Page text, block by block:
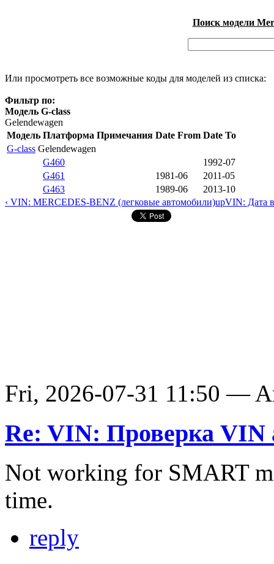
Поиск модели
Или просмотреть все возможные коды для моделей из списка:
Фильтр по:
Модель G-class
Gelendewagen
Модель Платформа Примечания Date From Date To
G-class Gelendewagen
G460
1992-07
G461
1981-06
2011-05
G463
1989-06
2013-10
‹ VIN: MERCEDES-BENZ (легковые автомобили)upVIN: Дата
Fri, 2026-07-31 11:50 —
Re: VIN: Проверка VIN
Not working for SMART
time.
reply